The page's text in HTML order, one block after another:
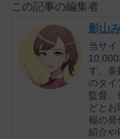
この記事の編集者
影山
当サイ
す。多
のタイ
監督、
どと
報の発
紹介や